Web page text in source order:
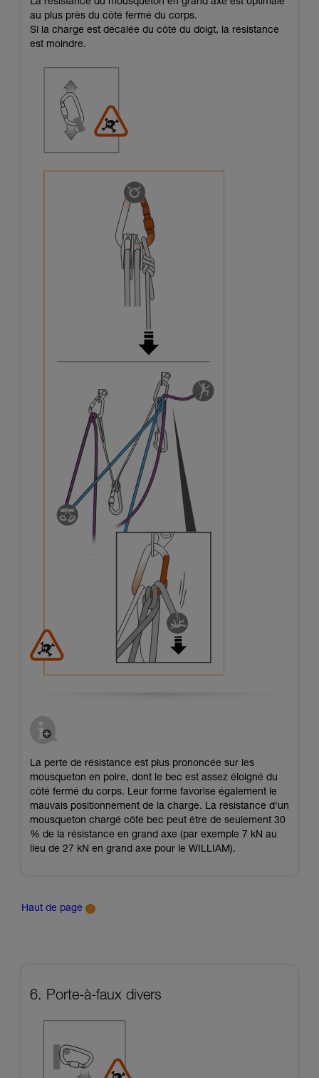
La résistance du mousqueton en grand axe est optimale
au plus près du côté fermé du corps.
Si la charge est décalée du côté du doigt, la résistance
est moindre.
La perte de résistance est plus prononcée sur les
mousqueton en poire, dont le bec est assez éloigné du
côté fermé du corps. Leur forme favorise également le
mauvais positionnement de la charge. La résistance d'un
mousqueton chargé côté bec peut être de seulement 30
% de la résistance en grand axe (par exemple 7 kN au
lieu de 27 kN en grand axe pour le WILLIAM).
Haut de page
6. Porte-à-faux divers